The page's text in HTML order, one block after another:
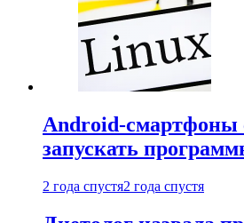
Android-смартфоны
запускать
2 года спустя2 года спустя